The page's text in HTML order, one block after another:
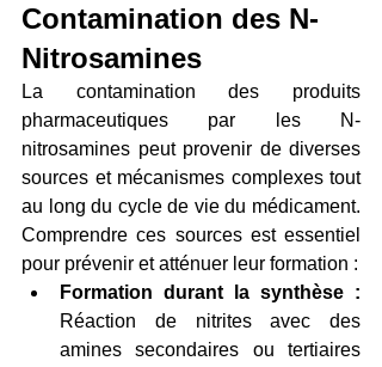
Contamination des N-
Nitrosamines
La contamination des produits
pharmaceutiques par les N-
nitrosamines peut provenir de diverses
sources et mécanismes complexes tout
au long du cycle de vie du médicament.
Comprendre ces sources est essentiel
pour prévenir et atténuer leur formation :
Formation durant la synthèse :
Réaction de nitrites avec des
amines secondaires ou tertiaires